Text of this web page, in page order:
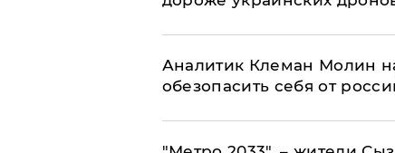
Аналитик Клеман Молин
обезопасить себя от